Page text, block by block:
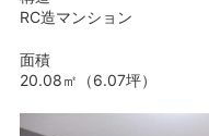
RC造マンション
面積
20.08㎡（6.07坪）